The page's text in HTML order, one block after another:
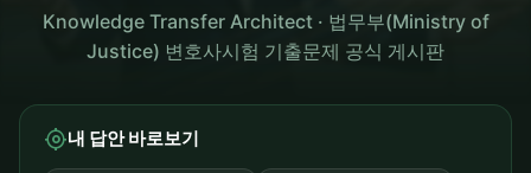
Knowledge Transfer Architect · 법무부(Ministry of
Justice) 변호사시험 기출문제 공식 게시판
my_location내 답안 바로보기